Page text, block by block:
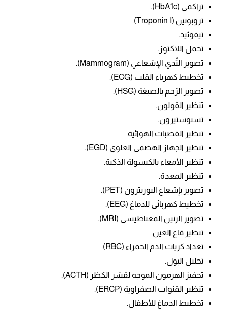
تراكمي (HbA1c).
تروبونين ( Troponin I
).
تيفوئيد.
تحمل اللاكتوز.
تصوير الثّدي الإشعاعي (Mammogram).
تخطيط كهرباء القلب (ECG).
تصوير الرّحم بالصبغة (HSG).
تنظير القولون.
تستوستيرون.
تنظير القصبات الهوائية.
تنظير الجهاز الهضمي العلوي (EGD).
تنظير الأمعاء بالكبسولة الذكية.
تنظير المعدة.
تصوير بإشعاع البوزيترون (PET).
تخطيط كهربائي للدماغ (EEG).
تصوير الرنين المغناطيسي (MRI).
تنظير قاع العين.
تعداد كريات الدم الحمراء (RBC).
تحليل البول.
تحفيز الهرمون الموجه لقشر الكظر (ACTH).
تنظير القنوات الصفراوية (ERCP).
تخطيط الدماغ للأطفال.